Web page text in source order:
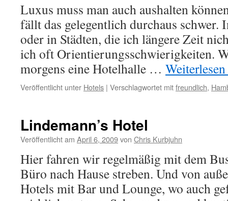
Luxus muss man auch aushalten
fällt das gelegentlich durchaus schwer.
oder in Städten, die ich längere Zeit
ich oft Orientierungsschwierigkeiten.
morgens eine Hotelhalle … Weiterlesen
Veröffentlicht unter Hotels | Verschlagwortet mitfreundlich,
Lindemann’s Hotel
Veröffentlicht am April 6, 2009von Chris Kurbjuhn
Hier fahren wir regelmäßig mit dem
Büro nach Hause streben. Und von
Hotels mit Bar und Lounge, wo auch